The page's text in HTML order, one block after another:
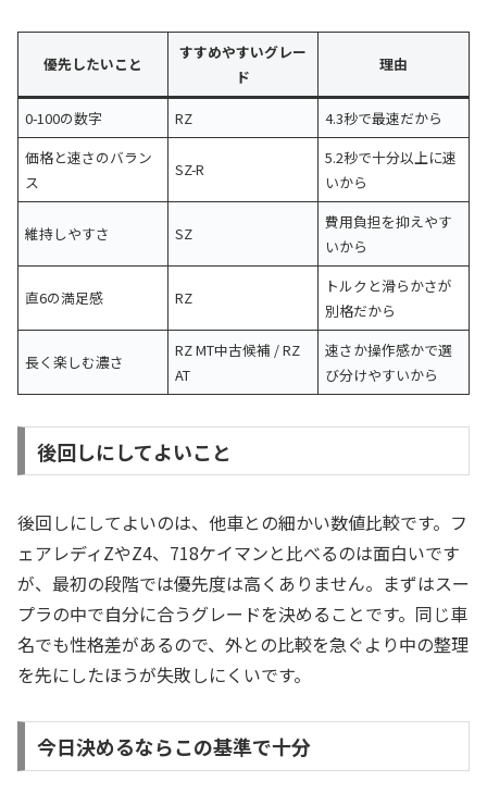
優先したいこと
すすめやすいグレー
ド
理由
0-100の数字 RZ
4.3秒で最速だから
価格と速さのバラン
ス
SZ-R
5.2秒で十分以上に速
いから
維持しやすさ SZ
費用負担を抑えやす
いから
直6の満足感 RZ
トルクと滑らかさが
別格だから
長く楽しむ濃さ
RZ MT中古候補 / RZ
AT
速さか操作感かで選
び分けやすいから
後回しにしてよいこと
後回しにしてよいのは、他車との細かい数値比較です。フ
ェアレディZやZ4、718ケイマンと比べるのは面白いです
が、最初の段階では優先度は高くありません。まずはスー
プラの中で自分に合うグレードを決めることです。同じ車
名でも性格差があるので、外との比較を急ぐより中の整理
を先にしたほうが失敗しにくいです。
今日決めるならこの基準で十分